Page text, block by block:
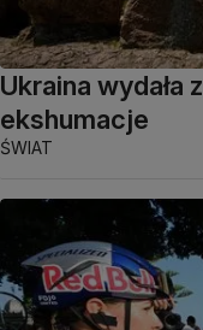
Ukraina wydała
ekshumacje
ŚWIAT